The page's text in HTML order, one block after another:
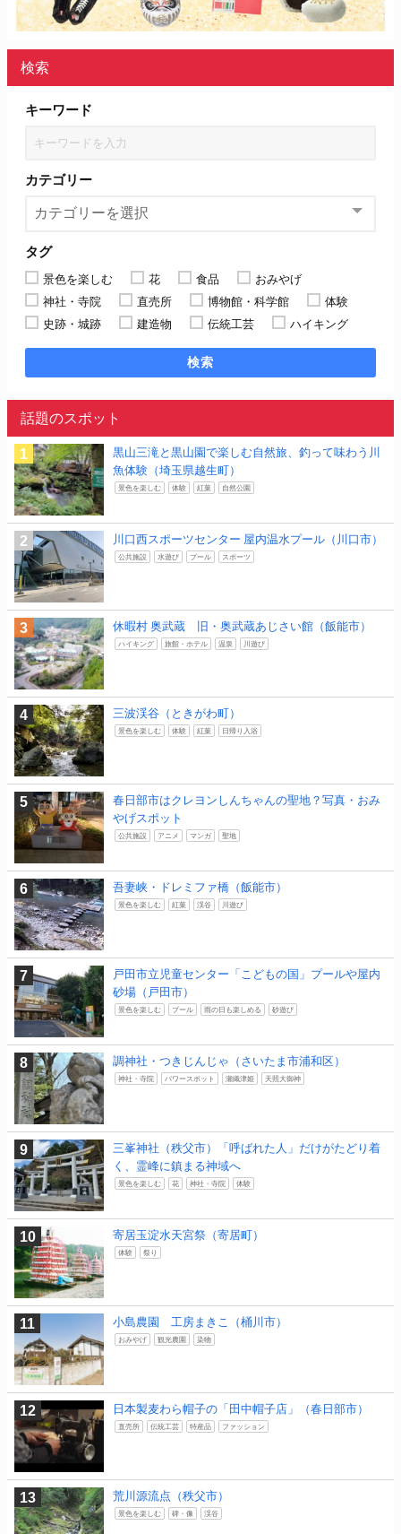
検索
キーワード
カテゴリー
タグ
景色を楽しむ 花 食品
おみやげ
神社・寺院
直売所 博物館・科学館
体験
史跡・城跡
建造物 伝統工芸 ハイキング
検索
話題のスポット
黒山三滝と黒山園で楽しむ自然旅、釣って味わう川
魚体験（埼玉県越生町）
景色を楽しむ 体験 紅葉 自然公園
川口西スポーツセンター 屋内温水プール（川口市）
公共施設 水遊び プール スポーツ
休暇村 奥武蔵 旧・奥武蔵あじさい館（飯能市）
ハイキング 旅館・ホテル 温泉 川遊び
三波渓谷（ときがわ町）
景色を楽しむ 体験 紅葉 日帰り入浴
春日部市はクレヨンしんちゃんの聖地？写真・おみ
やげスポット
公共施設 アニメ マンガ 聖地
吾妻峡・ドレミファ橋（飯能市）
景色を楽しむ 紅葉 渓谷 川遊び
戸田市立児童センター「こどもの国」プールや屋内
砂場（戸田市）
景色を楽しむ プール 雨の日も楽しめる 砂遊び
調神社・つきじんじゃ（さいたま市浦和区）
神社・寺院 パワースポット 瀬織津姫 天照大御神
三峯神社（秩父市）「呼ばれた人」だけがたどり着
く、霊峰に鎮まる神域へ
景色を楽しむ 花 神社・寺院 体験
寄居玉淀水天宮祭（寄居町）
体験 祭り
小島農園 工房まきこ（桶川市）
おみやげ 観光農園 染物
日本製麦わら帽子の「田中帽子店」（春日部市）
直売所 伝統工芸 特産品 ファッション
荒川源流点（秩父市）
景色を楽しむ 碑・像 渓谷